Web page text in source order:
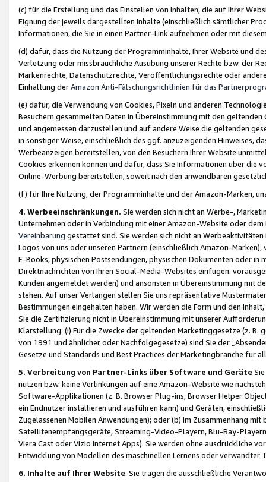
(c) für die Erstellung und das Einstellen von Inhalten, die auf Ihrer
Eignung der jeweils dargestellten Inhalte (einschließlich sämtlicher
Informationen, die Sie in einen Partner-Link aufnehmen oder mit
(d) dafür, dass die Nutzung der Programminhalte, Ihrer Website und
Verletzung oder missbräuchliche Ausübung unserer Rechte bzw. der
Markenrechte, Datenschutzrechte, Veröffentlichungsrechte oder
Einhaltung derAmazon Anti-Fälschungsrichtlinien für das
(e) dafür, die Verwendung von Cookies, Pixeln und anderen
Besuchern gesammelten Daten in Übereinstimmung mit den
und angemessen darzustellen und auf andere Weise die geltenden
in sonstiger Weise, einschließlich des ggf. anzuzeigenden Hinweises,
Werbeanzeigen bereitstellen, von den Besuchern Ihrer Website
Cookies erkennen können und dafür, dass Sie Informationen über die
Online-Werbung bereitstellen, soweit nach den anwendbaren
(f) für Ihre Nutzung, der Programminhalte und der Amazon-Marken,
4. Werbeeinschränkungen. Sie werden sich nicht an Werbe-,
Unternehmen oder in Verbindung mit einer Amazon-Website oder
Vereinbarung gestattet sind. Sie werden sich nicht an
Logos von uns oder unseren Partnern (einschließlich Amazon-
E-Books, physischen Postsendungen, physischen Dokumenten oder in
Direktnachrichten von Ihren Social-Media-Websites einfügen.
Kunden angemeldet werden) und ansonsten in Übereinstimmung mit
stehen. Auf unser Verlangen stellen Sie uns repräsentative
Bestimmungen eingehalten haben. Wir werden die Form und den
Sie die Zertifizierung nicht in Übereinstimmung mit unserer
Klarstellung: (i) Für die Zwecke der geltenden Marketinggesetze (z. B.
von 1991 und ähnlicher oder Nachfolgegesetze) sind Sie der
Gesetze und Standards und Best Practices der Marketingbranche für
5. Verbreitung von Partner-Links über Software und Geräte
nutzen bzw. keine Verlinkungen auf eine Amazon-Website wie
Software-Applikationen (z. B. Browser Plug-ins, Browser Helper
ein Endnutzer installieren und ausführen kann) und Geräten,
Zugelassenen Mobilen Anwendungen); oder (b) im Zusammenhang
Satellitenempfangsgeräte, Streaming-Video-Playern, Blu-Ray-
Viera Cast oder Vizio Internet Apps). Sie werden ohne ausdrückliche
Entwicklung von Modellen des maschinellen Lernens oder
6. Inhalte auf Ihrer Website. Sie tragen die ausschließliche